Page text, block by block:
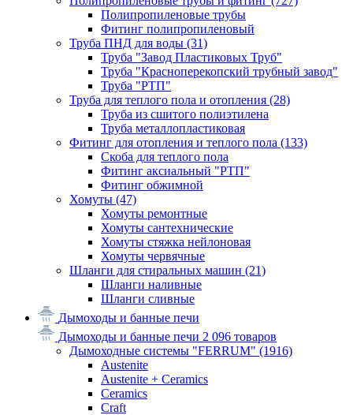
Полипропиленовые трубы
Фитинг полипропиленовый
Труба ПНД для воды (31)
Труба "Завод Пластиковых Труб"
Труба "Красноперекопский трубный завод"
Труба "РТП"
Труба для теплого пола и отопления (28)
Труба из сшитого полиэтилена
Труба металлопластиковая
Фитинг для отопления и теплого пола (133)
Скоба для теплого пола
Фитинг аксиальный "РТП"
Фитинг обжимной
Хомуты (47)
Хомуты ремонтные
Хомуты сантехнические
Хомуты стяжка нейлоновая
Хомуты червячные
Шланги для стиральных машин (21)
Шланги наливные
Шланги сливные
Дымоходы и банные печи
Дымоходы и банные печи 2 096 товаров
Дымоходные системы "FERRUM" (1916)
Austenite
Austenite + Ceramics
Ceramics
Craft